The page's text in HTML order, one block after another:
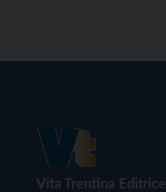
Vita Trentina Editrice